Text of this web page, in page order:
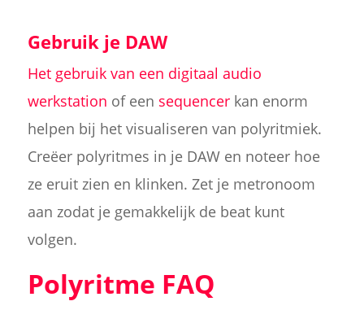
Gebruik je DAW
Het gebruik van een digitaal audio
werkstation of een sequencerkan enorm
helpen bij het visualiseren van polyritmiek.
Creëer polyritmes in je DAW en noteer hoe
ze eruit zien en klinken. Zet je metronoom
aan zodat je gemakkelijk de beat kunt
volgen.
Polyritme FAQ